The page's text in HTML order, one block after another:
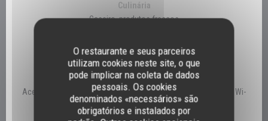
O restaurante e seus parceiros
utilizam cookies neste site, o que
pode implicar na coleta de dados
pessoais. Os cookies
denominados «necessários» são
obrigatórios e instalados por
Culinária
Caseiro, produtos frescos
Restaurante Tradicional
Serviços
Acesso para pessoas com mobilidade reduzida, Privatização, Wi-
fi